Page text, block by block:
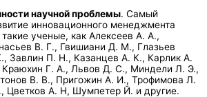
научной проблемы. Самый
инновационного менеджмента
ученые, как Алексеев А. А.,
В. Г., Гвишиани Д. М., Глазьев
Завлин П. Н., Казанцев А. К., Карлик А.
Краюхин Г. А., Львов Д. С., Миндели Л. Э.,
В. В., Пригожин А. И., Трофимова Л.
Цветков А. Н, Шумпетер Й. и другие.